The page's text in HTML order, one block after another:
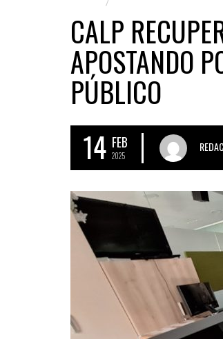
CALP
APOSTANDO
PÚBLICO
14 FEB
2025